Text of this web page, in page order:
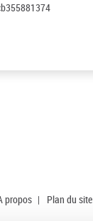
propos | Plan du site